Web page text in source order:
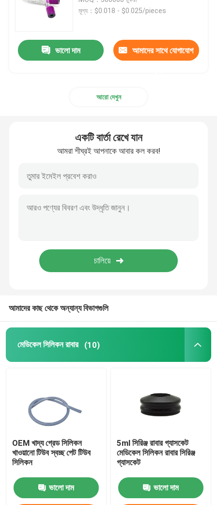
রক্ত সংগ্রহের জিনিসপত্র
হ্যালোজেনেটেড বিউটাইল রাবার
মেডিকেল সিলিকন টিউব
ড্রেনেজ টিউব
আধান টিউব
মূল্য：$0.018 - $0.025/pieces
ভালো দাম আমাদের সাথে যোগাযোগ
আরো দেখুন
একটি বার্তা রেখে যান
আমরা শীঘ্রই আপনাকে আবার কল করব!
আমাদের কাছ থেকে অন্যান্য বিভাগগুলি
মেডিকেল সিলিকন রাবার (10)
OEM খাদ্য গ্রেড সিলিকন
খাওয়ানো টিউব স্বচ্ছ পেট টিউব
সিলিকন
ভালো দাম
5ml সিরিঞ্জ রাবার গ্যাসকেট
মেডিকেল সিলিকন রাবার সিরিঞ্জ
গ্যাসকেট
ভালো দাম